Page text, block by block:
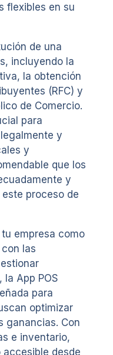
flexibles en su
de una
incluyendo la
la obtención
(RFC) y
de Comercio.
para
y
y
que los
y
proceso de
empresa como
las
App POS
para
optimizar
ganancias. Con
e inventario,
desde